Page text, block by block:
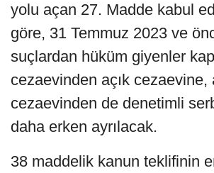
yolu açan 27. Madde kabul
göre, 31 Temmuz 2023 ve
suçlardan hüküm giyenler
cezaevinden açık cezaevine,
cezaevinden de denetimli
daha erken ayrılacak.
38 maddelik kanun teklifinin